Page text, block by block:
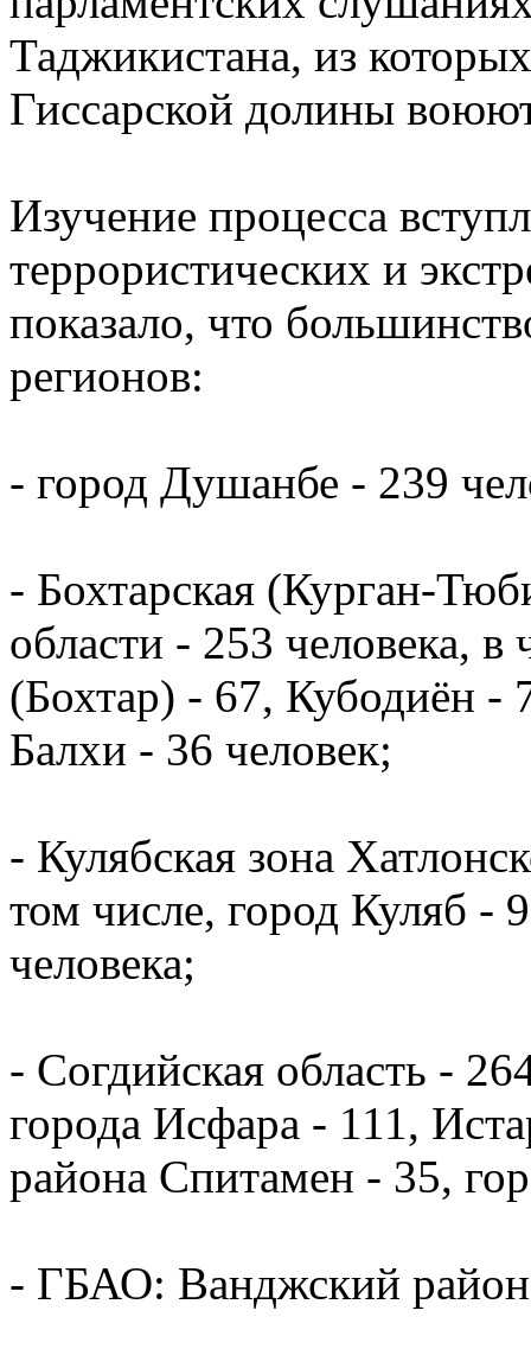
Таджикистана, из
Гиссарской долины
Изучение процесса
террористических и
показало, что
регионов:
- город Душанбе - 239
- Бохтарская (Курган-
области - 253 человека,
(Бохтар) - 67, Кубодиён -
Балхи - 36 человек;
- Кулябская зона
том числе, город Куляб -
человека;
- Согдийская область -
города Исфара - 111,
района Спитамен - 35,
- ГБАО: Ванджский район